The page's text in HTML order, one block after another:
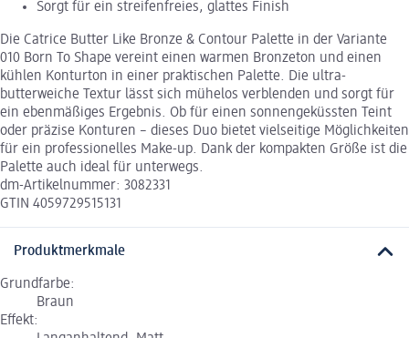
Sorgt für ein streifenfreies, glattes Finish
Die Catrice Butter Like Bronze & Contour Palette in der Variante
010 Born To Shape vereint einen warmen Bronzeton und einen
kühlen Konturton in einer praktischen Palette. Die ultra-
butterweiche Textur lässt sich mühelos verblenden und sorgt für
ein ebenmäßiges Ergebnis. Ob für einen sonnengeküssten Teint
oder präzise Konturen – dieses Duo bietet vielseitige Möglichkeiten
für ein professionelles Make-up. Dank der kompakten Größe ist die
Palette auch ideal für unterwegs.
dm-Artikelnummer: 3082331
GTIN 4059729515131
Produktmerkmale
Grundfarbe:
Braun
Effekt: